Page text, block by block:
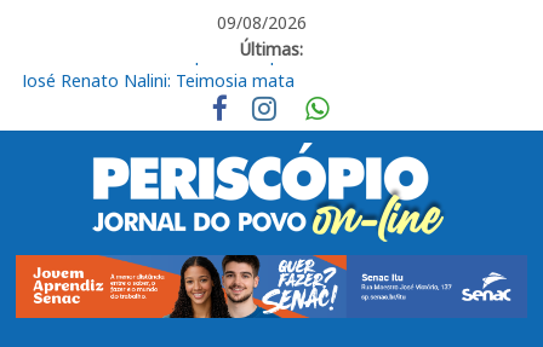
09/08/2026
Últimas:
José Renato Nalini: Teimosia mata
Obras de R$ 54 milhões avançam na Rodovia Vereador José de
Moraes, em Cabreúva
Em casa, Ituano Sub-20 perde para o Red Bull Bragantino
Ituano quer união para vencer o Barra neste sábado
Ituano vence o Barra pelo Campeonato Brasileiro da Série C